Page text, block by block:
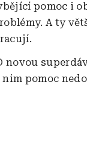
pomoc i
A ty
novou
pomoc